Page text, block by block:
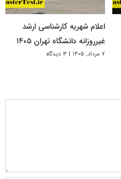
اعلام شهریه کارشناسی ارشد
غیرروزانه دانشگاه تهران ۱۴۰۵
۷ مرداد, ۱۴۰۵ | ۳ دیدگاه